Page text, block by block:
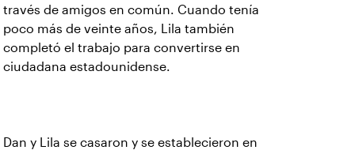
través de amigos en común. Cuando tenía
poco más de veinte años, Lila también
completó el trabajo para convertirse en
ciudadana estadounidense.
Dan y Lila se casaron y se establecieron en